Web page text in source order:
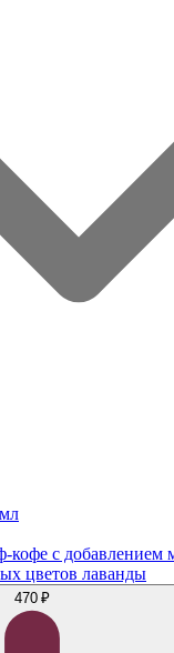
кофе с добавлением
цветов лаванды
470 ₽